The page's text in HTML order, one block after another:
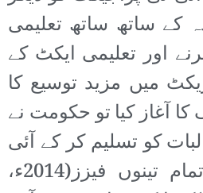
کے ساتھ ساتھ تعلیمی
اور تعلیمی ایکٹ کے
میں مزید توسیع کا
آغاز کیا تو حکومت نے
کو تسلیم کر کے آئی
ٹی پراجیکٹ کے تمام تینوں فیزز(2014ء،